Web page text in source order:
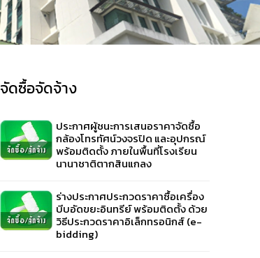
จัดซื้อจัดจ้าง
ประกาศผู้ชนะการเสนอราคาจัดซื้อ
กล้องโทรทัศน์วงจรปิด และอุปกรณ์
พร้อมติดตั้ง ภายในพื้นที่โรงเรียน
นานาชาติตากสินแกลง
ร่างประกาศประกวดราคาซื้อเครื่อง
บีบอัดขยะอินทรีย์ พร้อมติดตั้ง ด้วย
วิธีประกวดราคาอิเล็กทรอนิกส์ (e-
bidding)